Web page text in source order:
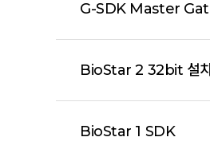
G-SDK Master
BioStar 2 32bit 설치
BioStar 1 SDK